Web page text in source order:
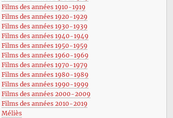
Films des années 1910-1919
Films des années 1920-1929
Films des années 1930-1939
Films des années 1940-1949
Films des années 1950-1959
Films des années 1960-1969
Films des années 1970-1979
Films des années 1980-1989
Films des années 1990-1999
Films des années 2000-2009
Films des années 2010-2019
Méliès